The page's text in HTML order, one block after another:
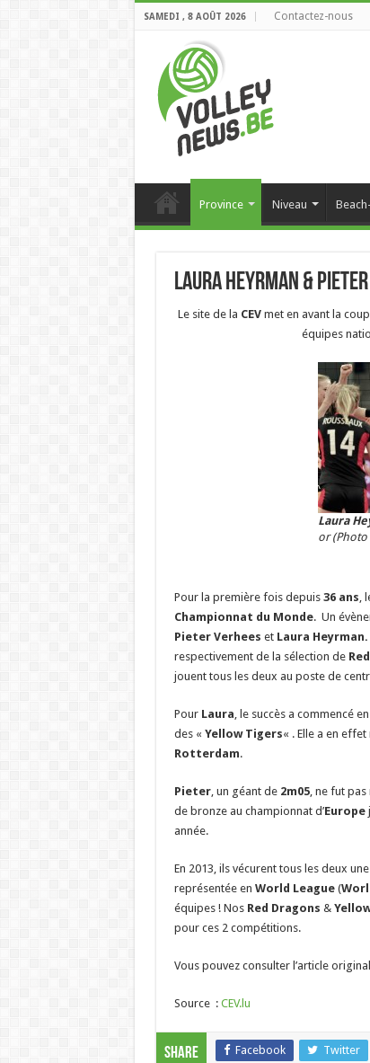
SAMEDI , 8 AOÛT 2026 Contactez-nous
Province Niveau
Laura Heyrman &
Le site de la CEVmet en avant la
équipes
Laura
or (Photo
Pour la première fois depuis 36 ans,
Championnat du Monde. Un
Pieter Verhees et Laura Heyrman.
respectivement de la sélection de
jouent tous les deux au poste de
Pour Laura, le succès a commencé
des « Yellow Tigers« . Elle a en
Rotterdam.
Pieter, un géant de 2m05, ne fut pas
de bronze au championnat d’Europe
année.
En 2013, ils vécurent tous les deux
représentée en World League(
équipes ! Nos Red Dragons &
pour ces 2 compétitions.
Vous pouvez consulter l’article
Source : CEV.lu
Share Facebook Twitter